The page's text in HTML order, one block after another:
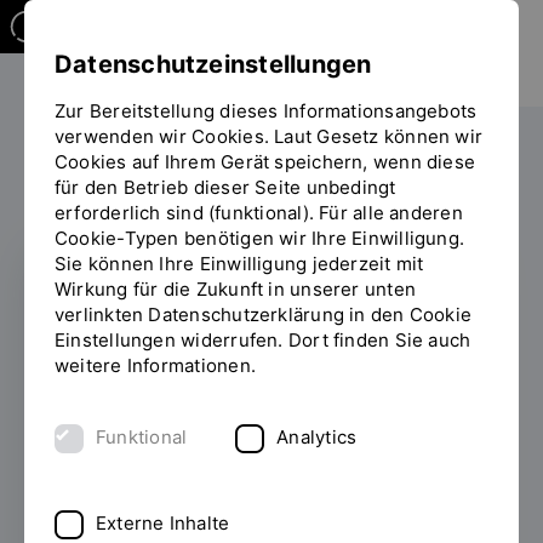
Sie
befinden
sich
auf
der
Seite
"Verein
der
Die OTH
Transfer und Kooperationen
Verein der Freunde
INHALT
FÖRDERN. VERNETZEN.
MITWIRKEN.
beim Verein der
Regensburg e.V.
Datenschutzeinstellungen
Zur Bereitstellung dieses Informationsangebots
verwenden wir Cookies. Laut Gesetz können wir
Cookies auf Ihrem Gerät speichern, wenn diese
für den Betrieb dieser Seite unbedingt
erforderlich sind (funktional). Für alle anderen
Cookie-Typen benötigen wir Ihre Einwilligung.
Sie können Ihre Einwilligung jederzeit mit
Wirkung für die Zukunft in unserer unten
verlinkten Datenschutzerklärung in den Cookie
Einstellungen widerrufen. Dort finden Sie auch
weitere Informationen.
Funktional Analytics
Externe Inhalte